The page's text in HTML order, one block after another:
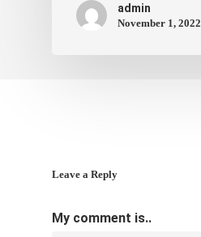
admin
November 1, 2022
Leave a Reply
My comment is..